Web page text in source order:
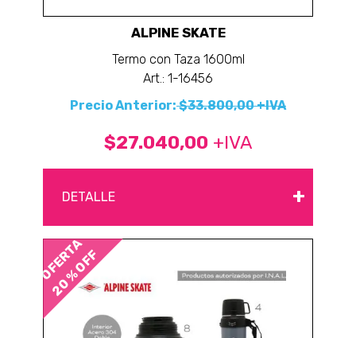
ALPINE SKATE
Termo con Taza 1600ml
Art.: 1-16456
Precio Anterior:$33.800,00 +IVA
$27.040,00 +IVA
DETALLE +
OFERTA
20 % OFF